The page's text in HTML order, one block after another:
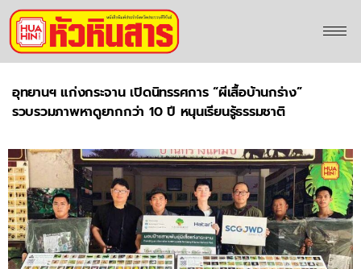
อุทยานฯ แก่งกระจาน เปิดนิทรรศการ “ผีเสื้อบ้านกร่าง”
รวบรวมภาพหาดูยากกว่า 10 ปี หนุนเรียนรู้ธรรมชาติ